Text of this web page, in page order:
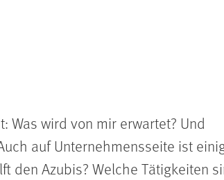
wird von mir erwartet? Und
auf Unternehmensseite ist
den Azubis? Welche Tätigkeiten